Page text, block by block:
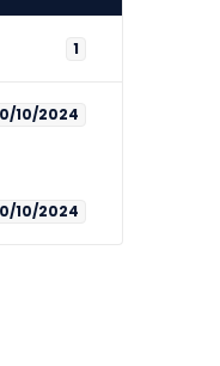
1
10/2024
10/2024